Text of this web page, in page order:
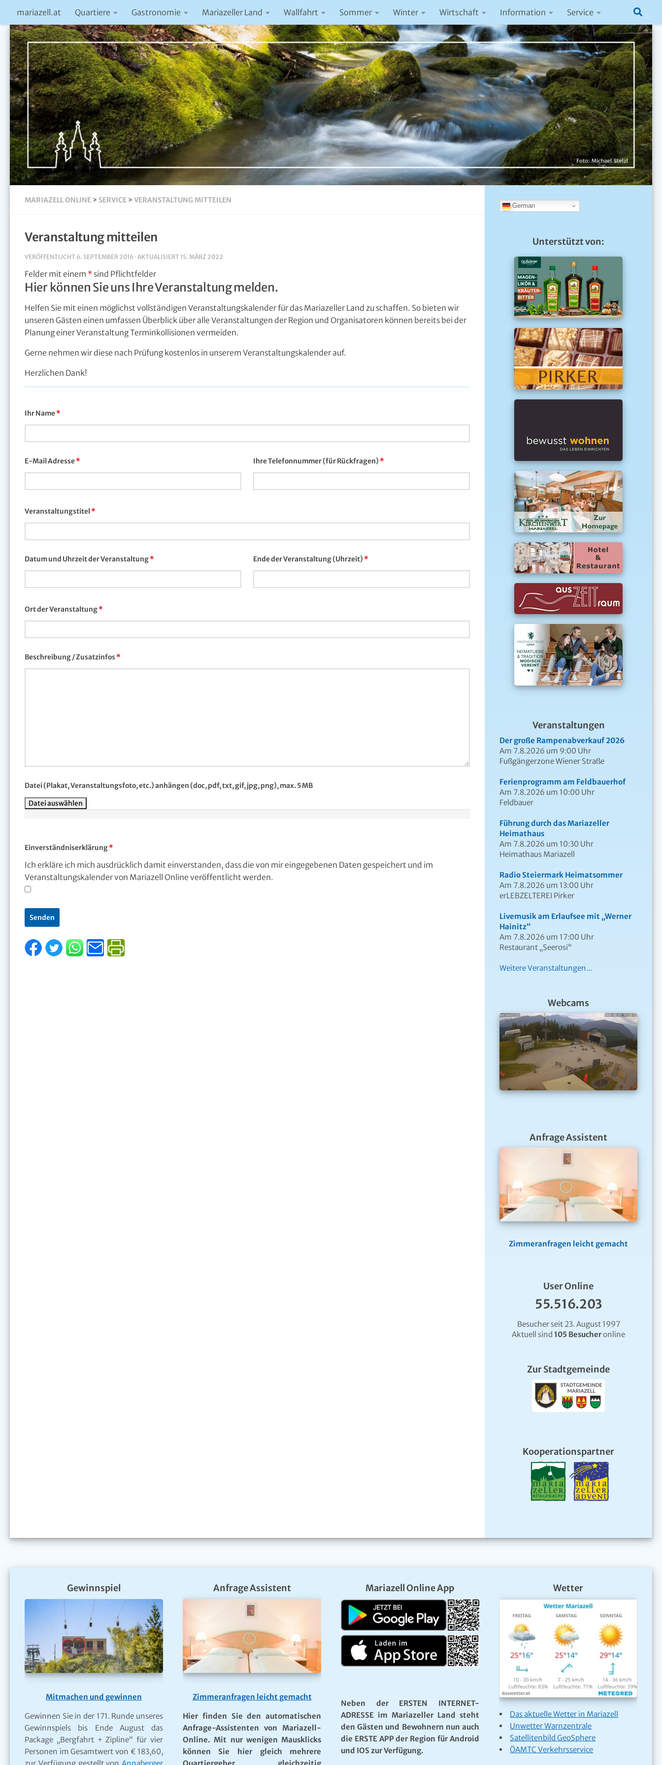
mariazell.at Quartiere Gastronomie Mariazeller Land Wallfahrt Sommer Winter Wirtschaft Information Service
MARIAZELL ONLINE > SERVICE > VERANSTALTUNG MITTEILEN
Veranstaltung mitteilen
VERÖFFENTLICHT 6. SEPTEMBER 2016 · AKTUALISIERT 15. MÄRZ 2022
Felder mit einem * sind Pflichtfelder
Hier können Sie uns Ihre Veranstaltung melden.
Helfen Sie mit einen möglichst vollständigen Veranstaltungskalender für das Mariazeller Land zu schaffen. So bieten wir
unseren Gästen einen umfassen Überblick über alle Veranstaltungen der Region und Organisatoren können bereits bei der
Planung einer Veranstaltung Terminkollisionen vermeiden.
Gerne nehmen wir diese nach Prüfung kostenlos in unserem Veranstaltungskalender auf.
Herzlichen Dank!
Ihr Name*
E-Mail Adresse* Ihre Telefonnummer (für Rückfragen) *
Veranstaltungstitel *
Datum und Uhrzeit der Veranstaltung* Ende der Veranstaltung (Uhrzeit) *
Ort der Veranstaltung*
Beschreibung / Zusatzinfos*
Datei (Plakat, Veranstaltungsfoto, etc.) anhängen (doc, pdf, txt, gif, jpg, png), max. 5 MB
Datei auswählen
Einverständniserklärung*
Ich erkläre ich mich ausdrücklich damit einverstanden, dass die von mir eingegebenen Daten gespeichert und im
Veranstaltungskalender von Mariazell Online veröffentlicht werden.
German
Unterstützt von:
Veranstaltungen
Der große Rampenabverkauf 2026
Am 7.8.2026 um 9:00 Uhr
Fußgängerzone Wiener Straße
Ferienprogramm am Feldbauerhof
Am 7.8.2026 um 10:00 Uhr
Feldbauer
Führung durch das Mariazeller
Heimathaus
Am 7.8.2026 um 10:30 Uhr
Heimathaus Mariazell
Radio Steiermark Heimatsommer
Am 7.8.2026 um 13:00 Uhr
erLEBZELTEREI Pirker
Livemusik am Erlaufsee mit „Werner
Hainitz“
Am 7.8.2026 um 17:00 Uhr
Restaurant „Seerosi“
Weitere Veranstaltungen...
Webcams
Anfrage Assistent
Zimmeranfragen leicht gemacht
User Online
55.516.203
Besucher seit 23. August 1997
Aktuell sind 105 Besucheronline
Zur Stadtgemeinde
Kooperationspartner
Gewinnspiel
Mitmachen und gewinnen
Gewinnen Sie in der 171. Runde unseres
Gewinnspiels bis Ende August das
Package „Bergfahrt + Zipline“ für vier
Personen im Gesamtwert von € 183,60,
Anfrage Assistent
Zimmeranfragen leicht gemacht
Hier finden Sie den automatischen
Anfrage-Assistenten von Mariazell-
Online. Mit nur wenigen Mausklicks
können Sie hier gleich mehrere
Mariazell Online App
Neben der ERSTEN INTERNET-
ADRESSE im Mariazeller Land steht
den Gästen und Bewohnern nun auch
die ERSTE APP der Region für Android
und IOS zur Verfügung.
Wetter
Das aktuelle Wetter in Mariazell
Unwetter Warnzentrale
Satellitenbild GeoSphere
ÖAMTC Verkehrsservice